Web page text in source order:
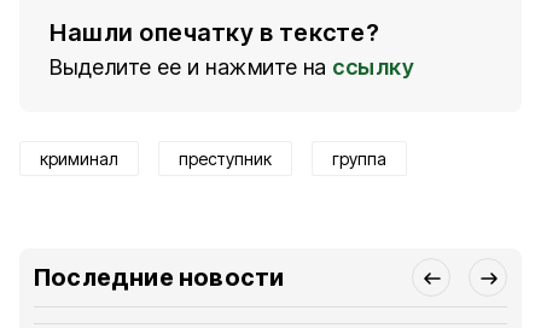
Нашли опечатку в тексте?
Выделите ее и нажмите на ссылку
криминал преступник группа
Последние новости